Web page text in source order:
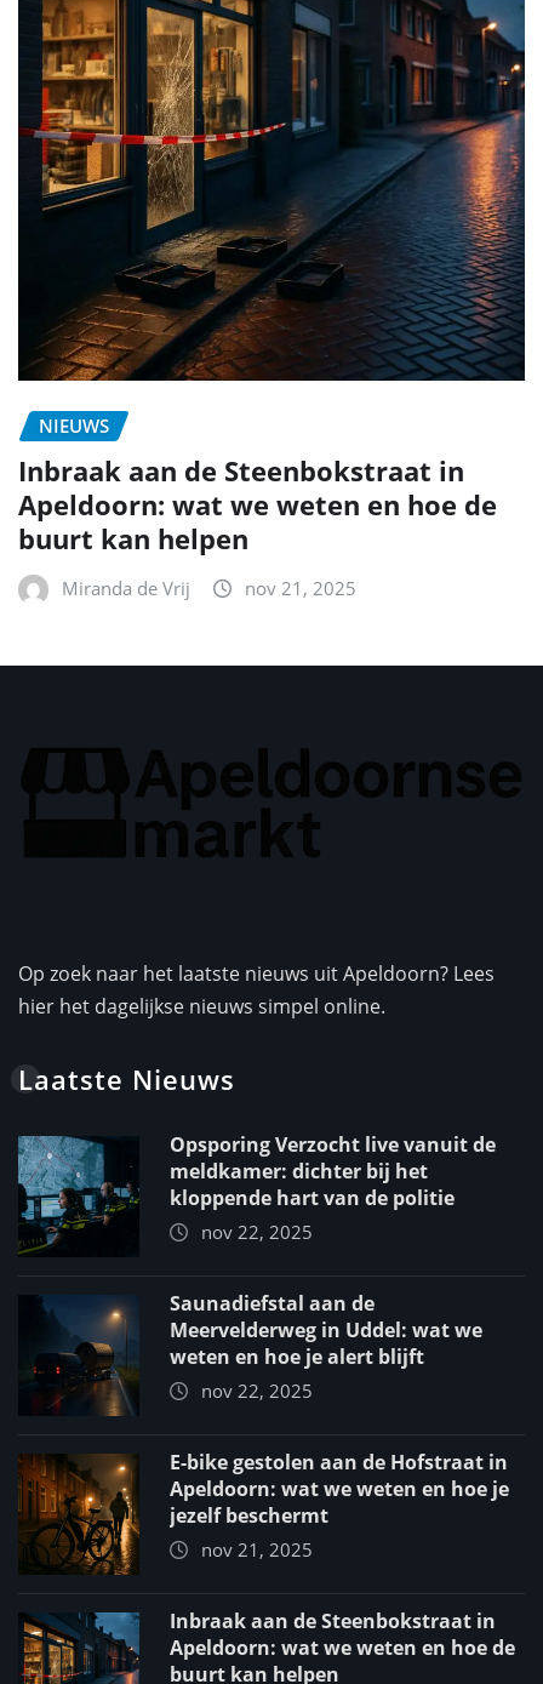
NIEUWS
Inbraak aan de Steenbokstraat in
Apeldoorn: wat we weten en hoe de
buurt kan helpen
Miranda de Vrij nov 21, 2025
Op zoek naar het laatste nieuws uit Apeldoorn? Lees
hier het dagelijkse nieuws simpel online.
Laatste Nieuws
Opsporing Verzocht live vanuit de
meldkamer: dichter bij het
kloppende hart van de politie
nov 22, 2025
Saunadiefstal aan de
Meervelderweg in Uddel: wat we
weten en hoe je alert blijft
nov 22, 2025
E-bike gestolen aan de Hofstraat in
Apeldoorn: wat we weten en hoe je
jezelf beschermt
nov 21, 2025
Inbraak aan de Steenbokstraat in
Apeldoorn: wat we weten en hoe de
buurt kan helpen